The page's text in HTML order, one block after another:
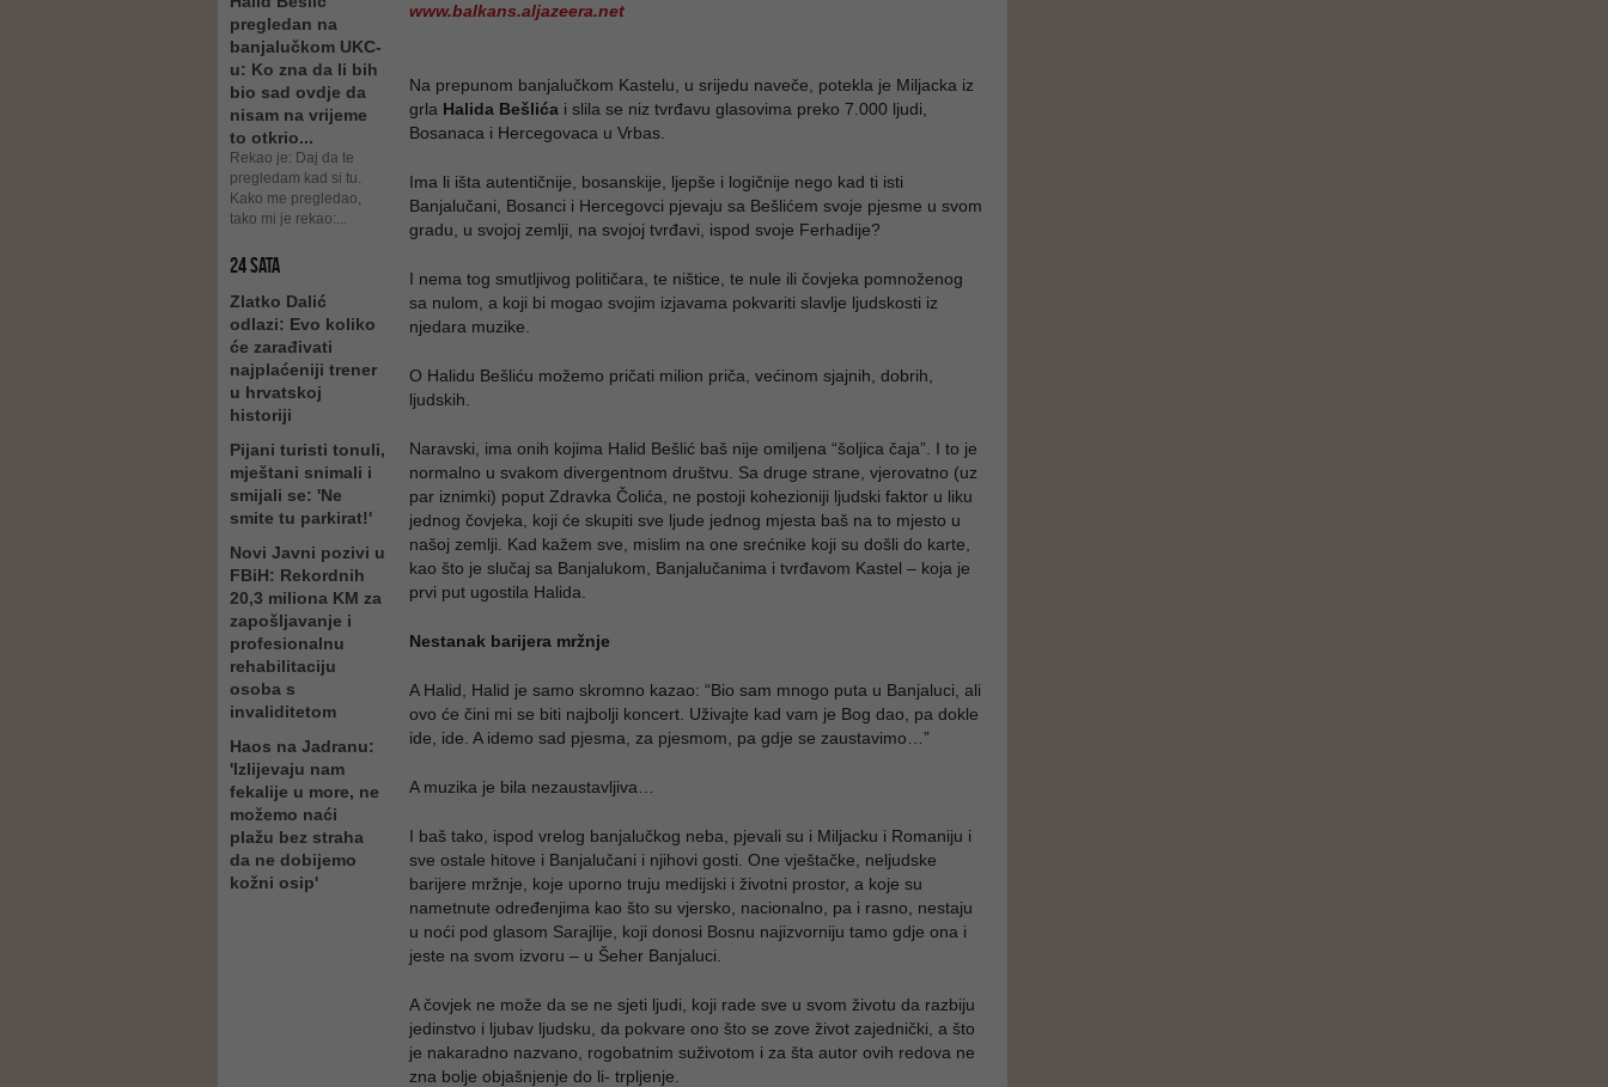
pregledan na
banjalučkom UKC-
u: Ko zna da li bih
bio sad ovdje da
nisam na vrijeme
to otkrio...
Rekao je: Daj da te
pregledam kad si tu.
Kako me pregledao,
tako mi je rekao:...
24 SATA
Zlatko Dalić
odlazi: Evo koliko
će zarađivati
najplaćeniji trener
u hrvatskoj
historiji
Pijani turisti tonuli,
mještani snimali i
smijali se: 'Ne
smite tu parkirat!'
Novi Javni pozivi u
FBiH: Rekordnih
20,3 miliona KM za
zapošljavanje i
profesionalnu
rehabilitaciju
osoba s
invaliditetom
Haos na Jadranu:
'Izlijevaju nam
fekalije u more, ne
možemo naći
plažu bez straha
da ne dobijemo
kožni osip'
www.balkans.aljazeera.net
Na prepunom banjalučkom Kastelu, u srijedu naveče, potekla je Miljacka iz
grla Halida Bešlića i slila se niz tvrđavu glasovima preko 7.000 ljudi,
Bosanaca i Hercegovaca u Vrbas.
Ima li išta autentičnije, bosanskije, ljepše i logičnije nego kad ti isti
Banjalučani, Bosanci i Hercegovci pjevaju sa Bešlićem svoje pjesme u svom
gradu, u svojoj zemlji, na svojoj tvrđavi, ispod svoje Ferhadije?
I nema tog smutljivog političara, te ništice, te nule ili čovjeka pomnoženog
sa nulom, a koji bi mogao svojim izjavama pokvariti slavlje ljudskosti iz
njedara muzike.
O Halidu Bešliću možemo pričati milion priča, većinom sjajnih, dobrih,
ljudskih.
Naravski, ima onih kojima Halid Bešlić baš nije omiljena “šoljica čaja”. I to je
normalno u svakom divergentnom društvu. Sa druge strane, vjerovatno (uz
par iznimki) poput Zdravka Čolića, ne postoji kohezioniji ljudski faktor u liku
jednog čovjeka, koji će skupiti sve ljude jednog mjesta baš na to mjesto u
našoj zemlji. Kad kažem sve, mislim na one srećnike koji su došli do karte,
kao što je slučaj sa Banjalukom, Banjalučanima i tvrđavom Kastel – koja je
prvi put ugostila Halida.
Nestanak barijera mržnje
A Halid, Halid je samo skromno kazao: “Bio sam mnogo puta u Banjaluci, ali
ovo će čini mi se biti najbolji koncert. Uživajte kad vam je Bog dao, pa dokle
ide, ide. A idemo sad pjesma, za pjesmom, pa gdje se zaustavimo…”
A muzika je bila nezaustavljiva…
I baš tako, ispod vrelog banjalučkog neba, pjevali su i Miljacku i Romaniju i
sve ostale hitove i Banjalučani i njihovi gosti. One vještačke, neljudske
barijere mržnje, koje uporno truju medijski i životni prostor, a koje su
nametnute određenjima kao što su vjersko, nacionalno, pa i rasno, nestaju
u noći pod glasom Sarajlije, koji donosi Bosnu najizvorniju tamo gdje ona i
jeste na svom izvoru – u Šeher Banjaluci.
A čovjek ne može da se ne sjeti ljudi, koji rade sve u svom životu da razbiju
jedinstvo i ljubav ljudsku, da pokvare ono što se zove život zajednički, a što
je nakaradno nazvano, rogobatnim suživotom i za šta autor ovih redova ne
zna bolje objašnjenje do li- trpljenje.